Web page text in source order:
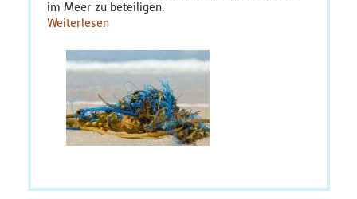
Verbundprojekte
Übersicht
Übersichtskarte
Veranstaltungen
Publikationen
im Meer zu beteiligen.
Weiterlesenüber
Konsultation
der
EU-
Kommission
zur
Kunststoffstrategie